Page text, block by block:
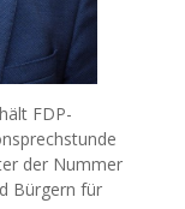
FDP-
der Nummer
Bürgern für